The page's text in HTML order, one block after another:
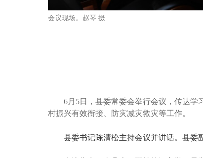
会议现场。赵琴 摄
6月5日，县委常委会举行会议，传达
村振兴有效衔接、防灾减灾救灾等工作。
县委书记陈清松主持会议并讲话。县委